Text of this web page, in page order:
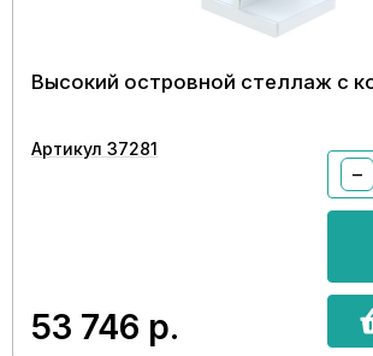
Высокий островной стеллаж с
Артикул 37281
53 746 р.
−